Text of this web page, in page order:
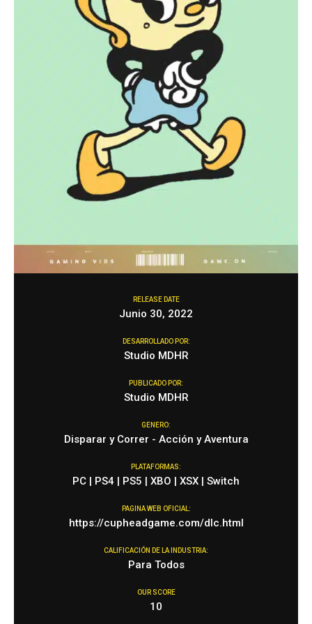
RELEASE DATE
Junio 30, 2022
DESARROLLADO POR:
Studio MDHR
PUBLICADO POR:
Studio MDHR
GENERO:
Disparar y Correr - Acción y Aventura
PLATAFORMAS:
PC | PS4 | PS5 | XBO | XSX | Switch
PAGINA WEB OFICIAL:
https://cupheadgame.com/dlc.html
CALIFICACIÓN DE LA INDUSTRIA:
Para Todos
OUR SCORE
10